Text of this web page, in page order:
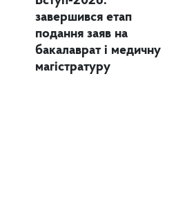
завершився етап
подання заяв на
бакалаврат і медичну
магістратуру